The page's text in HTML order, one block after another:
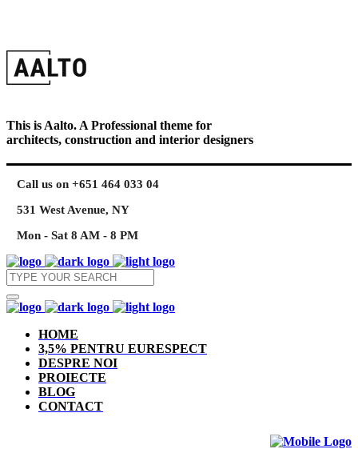
This is Aalto. A Professional theme for
architects, construction and interior designers
Call us on +651 464 033 04
531 West Avenue, NY
Mon - Sat 8 AM - 8 PM
HOME
3,5% PENTRU EURESPECT
DESPRE NOI
PROIECTE
BLOG
CONTACT